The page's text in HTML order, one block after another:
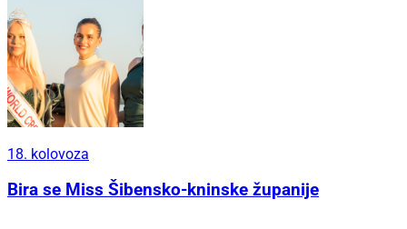
18. kolovoza
Bira se Miss Šibensko-kninske županije